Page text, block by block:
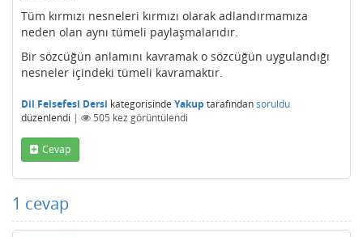
Tüm kırmızı nesneleri kırmızı olarak adlandırmamıza
neden olan aynı tümeli paylaşmalarıdır.
Bir sözcüğün anlamını kavramak o sözcüğün uygulandığı
nesneler içindeki tümeli kavramaktır.
Dil Felsefesi Dersi kategorisinde Yakup tarafındansoruldu
düzenlendi | 505 kez görüntülendi
Cevap
1 cevap